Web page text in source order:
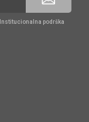
podrška